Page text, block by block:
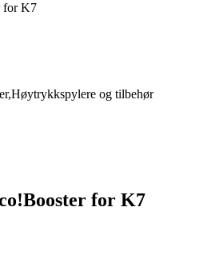
for K7
og tilbehør
for K7